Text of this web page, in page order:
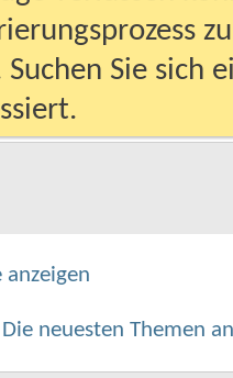
Sie sich
anzeigen
Die neuesten Themen